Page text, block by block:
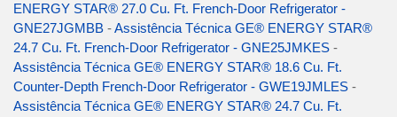
ENERGY STAR® 27.0 Cu. Ft. French-Door Refrigerator -
GNE27JGMBB -Assistência Técnica GE® ENERGY STAR®
24.7 Cu. Ft. French-Door Refrigerator - GNE25JMKES -
Assistência Técnica GE® ENERGY STAR® 18.6 Cu. Ft.
Counter-Depth French-Door Refrigerator - GWE19JMLES -
Assistência Técnica GE® ENERGY STAR® 24.7 Cu. Ft.